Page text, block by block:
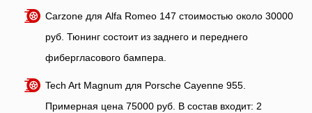
Carzone для Alfa Romeo 147 стоимостью около 30000
руб. Тюнинг состоит из заднего и переднего
фибергласового бампера.
Tech Art Magnum для Porsche Cayenne 955.
Примерная цена 75000 руб. В состав входит: 2